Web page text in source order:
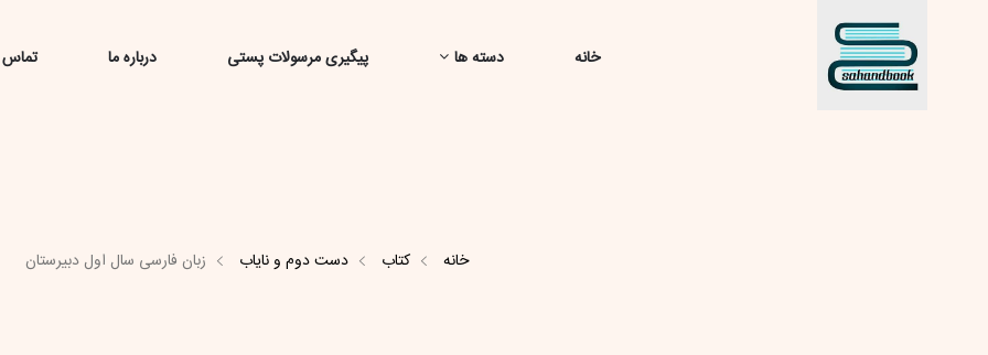
خانه دسته ها پیگیری مرسولات پستی درباره ما تماس
خانه کتاب دست دوم و نایاب زبان فارسی سال اول دبیرستان